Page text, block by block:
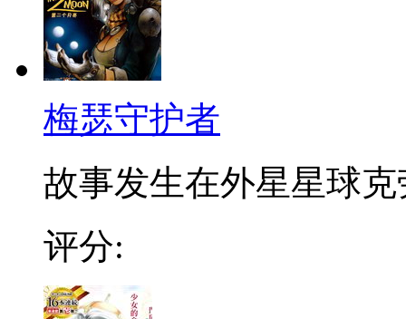
梅瑟守护者
故事发生在外星星球
评分: